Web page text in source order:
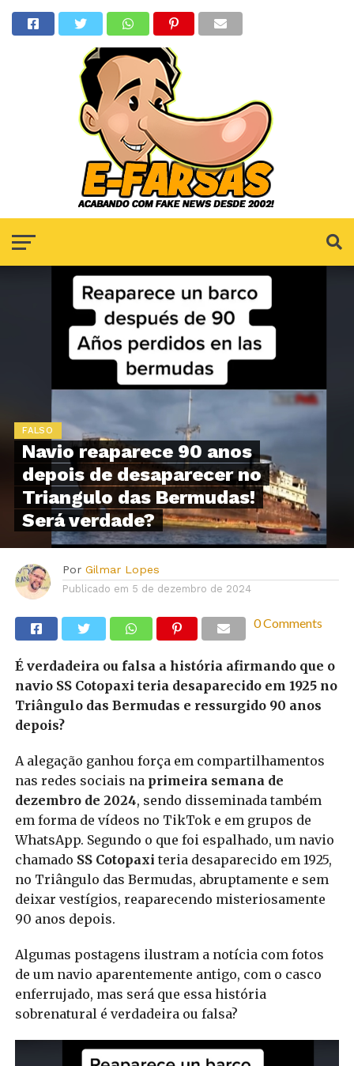
FALSO
Navio reaparece 90 anos
depois de desaparecer no
Triangulo das Bermudas!
Será verdade?
Por Gilmar Lopes
Publicado em 5 de dezembro de 2024
0 Comments
É verdadeira ou falsa a história afirmando que o
navio SS Cotopaxi teria desaparecido em 1925 no
Triângulo das Bermudas e ressurgido 90 anos
depois?
A alegação ganhou força em compartilhamentos
nas redes sociais na primeira semana de
dezembro de 2024, sendo disseminada também
em forma de vídeos no TikTok e em grupos de
WhatsApp. Segundo o que foi espalhado, um navio
chamado SS Cotopaxi teria desaparecido em 1925,
no Triângulo das Bermudas, abruptamente e sem
deixar vestígios, reaparecendo misteriosamente
90 anos depois.
Algumas postagens ilustram a notícia com fotos
de um navio aparentemente antigo, com o casco
enferrujado, mas será que essa história
sobrenatural é verdadeira ou falsa?